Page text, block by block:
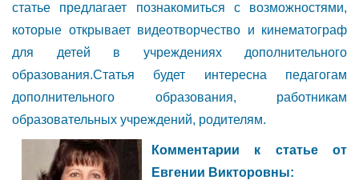
статье предлагает познакомиться с возможностями,
которые открывает видеотворчество и кинематограф
для детей в учреждениях дополнительного
образования.Статья будет интересна педагогам
дополнительного образования, работникам
образовательных учреждений, родителям.
Комментарии к статье от
Евгении Викторовны: